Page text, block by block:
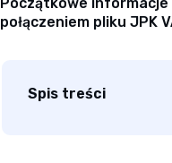
połączeniem pliku JPK
Spis treści